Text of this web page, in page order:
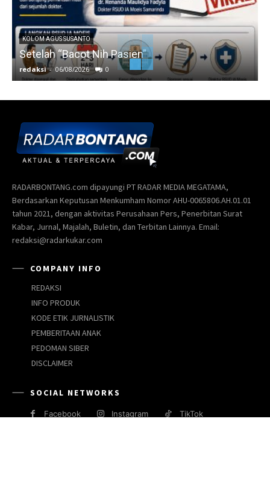
KOLOM AGUS SUSANTO
Setelah “Bacot Nih Pasien”
redaksi - 06/08/2026 0
RADARBONTANG.com dipayungi PT RADAR MEDIA MEGATAMA,
Berdasarkan Keputusan Menkumham Nomor AHU-0065806.AH.01.01
tahun 2021, dengan aktivitas Perusahaan Pers, Penerbitan Surat
Kabar, Jurnal, Majalah, Buletin, dan Terbitan Lainnya. Email:
redaksi@radarkukar.com
COMPANY INFO
REDAKSI
INFO PRODUK
KODE ETIK JURNALISTIK
PEMBERITAAN ANAK
PEDOMAN SIBER
DISCLAIMER
SOCIAL NETWORKS
Facebook Instagram TikTok